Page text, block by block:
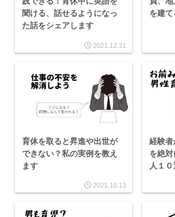
聞ける、話せるようになっ
た話をシェアします
2021.12.31
を建て
育休を取ると昇進や出世が
できない？私の実例を教え
ます
2021.10.13
経験
を絶
人１０